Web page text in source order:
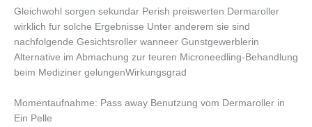
Gleichwohl sorgen sekundar Perish preiswerten Dermaroller
wirklich fur solche Ergebnisse Unter anderem sie sind
nachfolgende Gesichtsroller wanneer Gunstgewerblerin
Alternative im Abmachung zur teuren Microneedling-Behandlung
beim Mediziner gelungenWirkungsgrad
Momentaufnahme: Pass away Benutzung vom Dermaroller in
Ein Pelle